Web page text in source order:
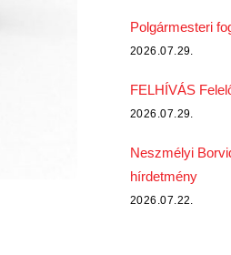
Polgármesteri
2026.07.29.
FELHÍVÁS
2026.07.29.
Neszmélyi
hírdetmény
2026.07.22.